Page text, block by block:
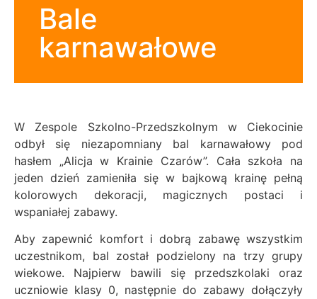
Bale
karnawałowe
W Zespole Szkolno-Przedszkolnym w Ciekocinie
odbył się niezapomniany bal karnawałowy pod
hasłem „Alicja w Krainie Czarów”. Cała szkoła na
jeden dzień zamieniła się w bajkową krainę pełną
kolorowych dekoracji, magicznych postaci i
wspaniałej zabawy.
Aby zapewnić komfort i dobrą zabawę wszystkim
uczestnikom, bal został podzielony na trzy grupy
wiekowe. Najpierw bawili się przedszkolaki oraz
uczniowie klasy 0, następnie do zabawy dołączyły